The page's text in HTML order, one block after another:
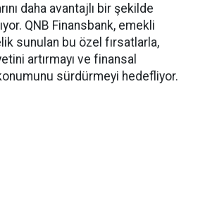
daha avantajlı bir şekilde
QNB Finansbank, emekli
sunulan bu özel fırsatlarla,
artırmayı ve finansal
sürdürmeyi hedefliyor.